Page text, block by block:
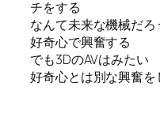
チをする
なんて未来な機械だろ
好奇心で興奮する
でも3DのAVはみたい
好奇心とは別な興奮を